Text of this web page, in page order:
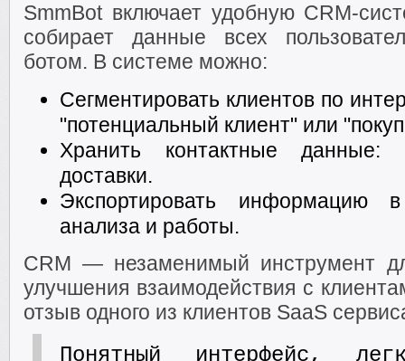
SmmBot включает удобную CRM-
собирает данные всех
ботом. В системе можно:
Сегментировать клиентов по
"потенциальный клиент" или
Хранить контактные
доставки.
Экспортировать
анализа и работы.
CRM — незаменимый инструмент
улучшения взаимодействия с
отзыв одного из клиентов SaaS
Понятный интерфейс,